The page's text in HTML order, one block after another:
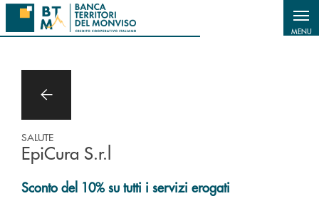
Salta al contenuto principale
MENU
SALUTE
EpiCura S.r.l
Sconto del 10% su tutti i servizi erogati